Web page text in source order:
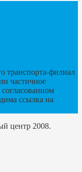
транспорта-филиал
частичное
ссылка на
центр 2008.